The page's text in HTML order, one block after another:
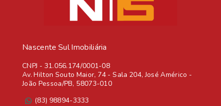
Nascente Sul Imobiliária
CNPJ - 31.056.174/0001-08
Av. Hilton Souto Maior, 74 - Sala 204, José Américo -
João Pessoa/PB, 58073-010
(83) 98894-3333